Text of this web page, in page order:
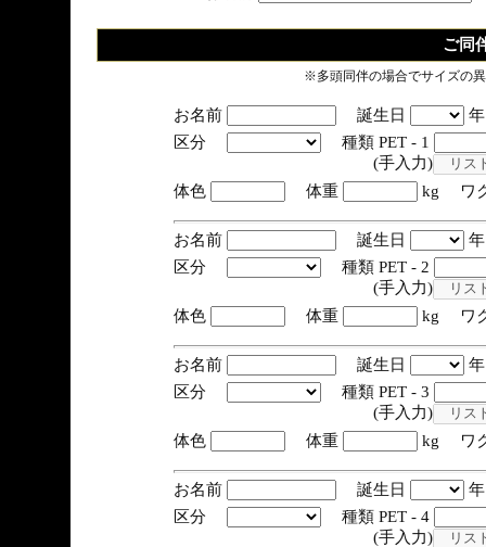
ご同
※多頭同伴の場合でサイズの
お名前 誕生日
区分
種類 PET - 1
(手入力)
体色
体重 kg ワ
お名前 誕生日
区分
種類 PET - 2
(手入力)
体色
体重 kg ワ
お名前 誕生日
区分
種類 PET - 3
(手入力)
体色
体重 kg ワ
お名前 誕生日
区分
種類 PET - 4
(手入力)